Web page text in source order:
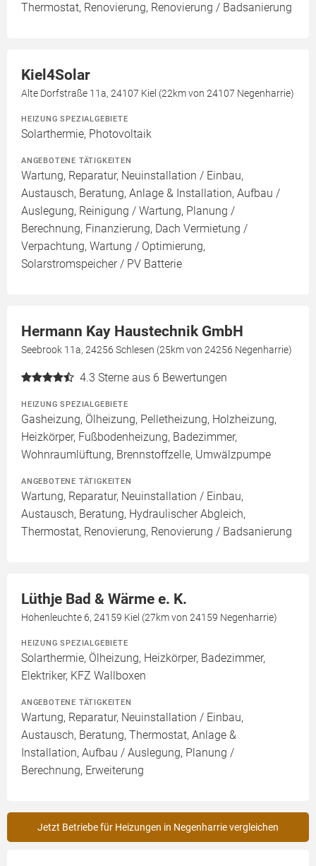
Thermostat, Renovierung, Renovierung / Badsanierung
Kiel4Solar
Alte Dorfstraße 11a, 24107 Kiel (22km von 24107 Negenharrie)
HEIZUNG SPEZIALGEBIETE
Solarthermie, Photovoltaik
ANGEBOTENE TÄTIGKEITEN
Wartung, Reparatur, Neuinstallation / Einbau,
Austausch, Beratung, Anlage & Installation, Aufbau /
Auslegung, Reinigung / Wartung, Planung /
Berechnung, Finanzierung, Dach Vermietung /
Verpachtung, Wartung / Optimierung,
Solarstromspeicher / PV Batterie
Hermann Kay Haustechnik GmbH
Seebrook 11a, 24256 Schlesen (25km von 24256 Negenharrie)
4.3 Sterne aus 6 Bewertungen
HEIZUNG SPEZIALGEBIETE
Gasheizung, Ölheizung, Pelletheizung, Holzheizung,
Heizkörper, Fußbodenheizung, Badezimmer,
Wohnraumlüftung, Brennstoffzelle, Umwälzpumpe
ANGEBOTENE TÄTIGKEITEN
Wartung, Reparatur, Neuinstallation / Einbau,
Austausch, Beratung, Hydraulischer Abgleich,
Thermostat, Renovierung, Renovierung / Badsanierung
Lüthje Bad & Wärme e. K.
Hohenleuchte 6, 24159 Kiel (27km von 24159 Negenharrie)
HEIZUNG SPEZIALGEBIETE
Solarthermie, Ölheizung, Heizkörper, Badezimmer,
Elektriker, KFZ Wallboxen
ANGEBOTENE TÄTIGKEITEN
Wartung, Reparatur, Neuinstallation / Einbau,
Austausch, Beratung, Thermostat, Anlage &
Installation, Aufbau / Auslegung, Planung /
Berechnung, Erweiterung
Jetzt Betriebe für Heizungen in Negenharrie vergleichen